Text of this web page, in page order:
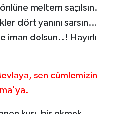
meltem saçılsın.
dört yanını sarsın…
iman dolsun..! Hayırlı
sen cümlemizin